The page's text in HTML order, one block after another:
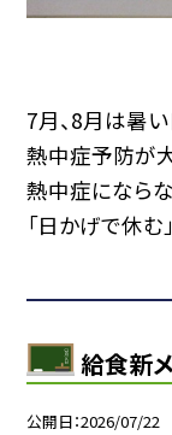
7月、8月は暑
熱中症予防が
熱中症にならな
「日かげで休む
給食新
公開日 2026/07/22